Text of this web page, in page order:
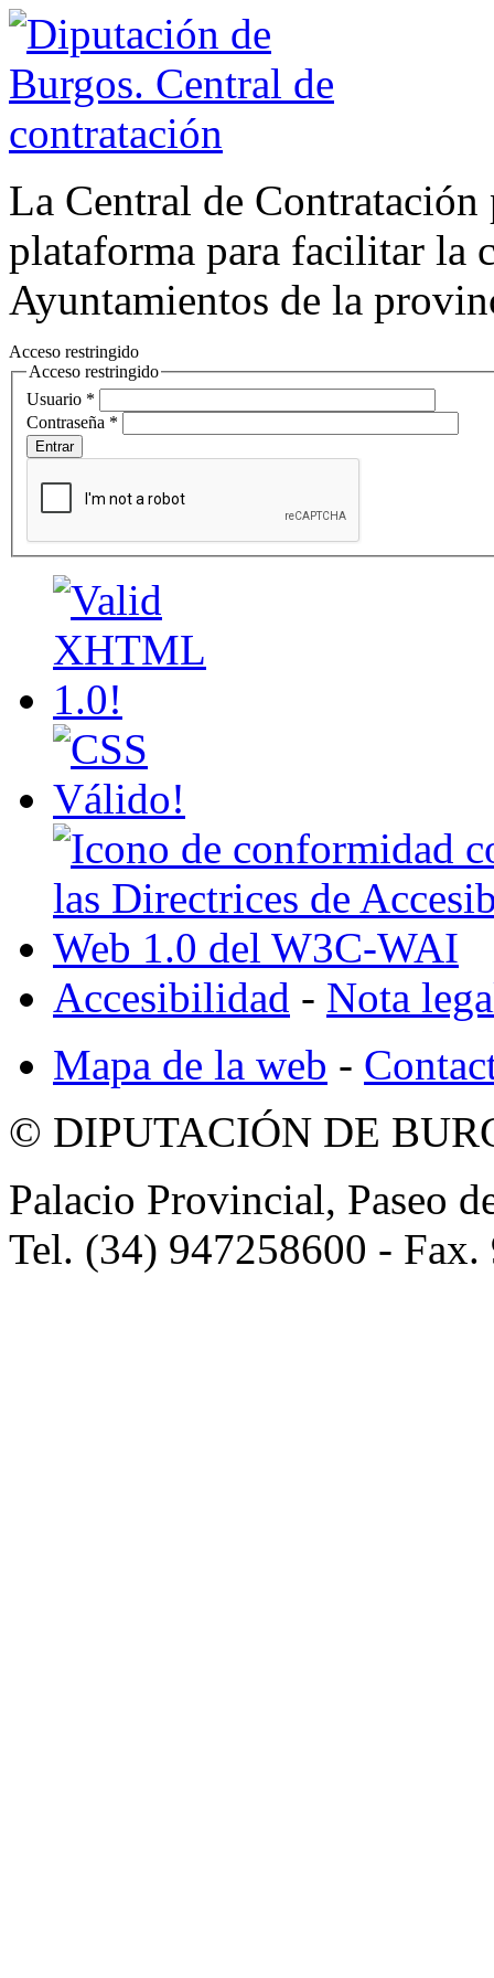
La Central de Contratación
plataforma para facilitar la
Ayuntamientos de la
Acceso restringido
Acceso restringido
Usuario *
Contraseña *
Accesibilidad - Nota
Mapa de la web -
© DIPUTACIÓN DE
Palacio Provincial, Paseo
Tel. (34) 947258600 - Fax.